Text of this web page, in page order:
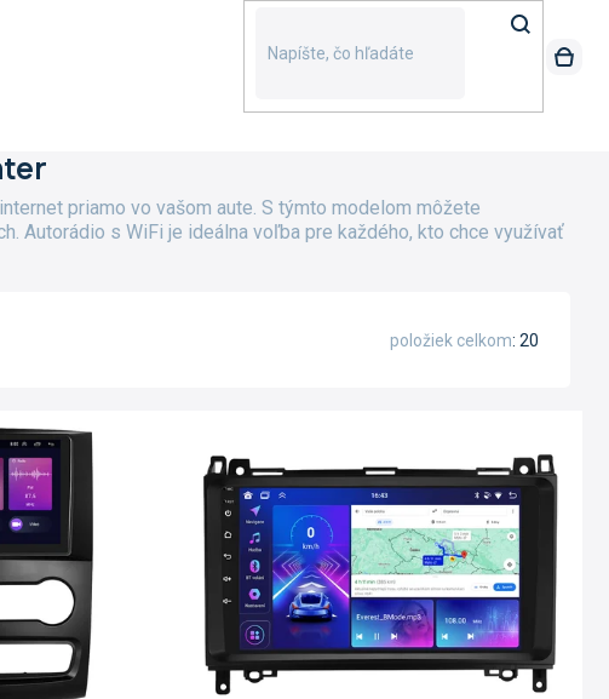
priamo vo vašom aute. S týmto modelom môžete
Autorádio s WiFi je ideálna voľba pre každého, kto chce využívať
20
položiek celkom